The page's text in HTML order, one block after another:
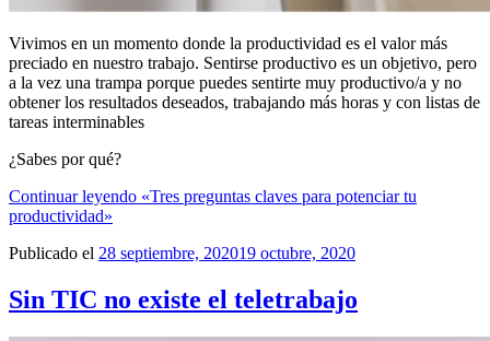
Vivimos en un momento donde la productividad es el valor más
preciado en nuestro trabajo. Sentirse productivo es un objetivo, pero
a la vez una trampa porque puedes sentirte muy productivo/a y no
obtener los resultados deseados, trabajando más horas y con listas de
tareas interminables
¿Sabes por qué?
Continuar leyendo «Tres preguntas claves para potenciar tu
productividad»
Publicado el 28 septiembre, 202019 octubre, 2020
Sin TIC no existe el teletrabajo